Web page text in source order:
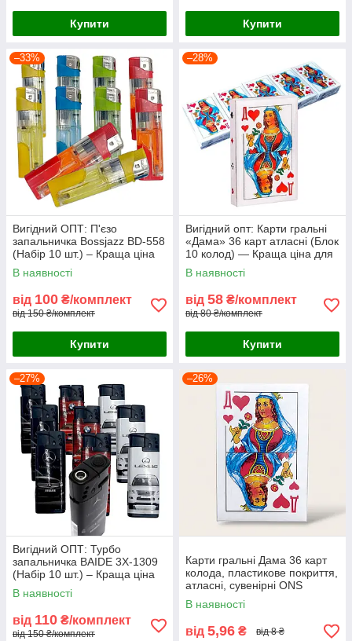
Купити Купити
–33%
Вигідний ОПТ: П'єзо
запальничка Bossjazz BD-558
(Набір 10 шт.) – Краща ціна
для магазинів та господарств
В наявності
від 100 ₴/комплект
від 150 ₴/комплект
Купити
–28%
Вигідний опт: Карти гральні
«Дама» 36 карт атласні (Блок
10 колод) — Краща ціна для
магазинів та кіосків
В наявності
від 58 ₴/комплект
від 80 ₴/комплект
Купити
–27%
Вигідний ОПТ: Турбо
запальничка BAIDE 3X-1309
(Набір 10 шт.) – Краща ціна
для магазинів та СТО
В наявності
від 110 ₴/комплект
від 150 ₴/комплект
–26%
Карти гральні Дама 36 карт
колода, пластикове покриття,
атласні, сувенірні ONS
В наявності
від 5,96 ₴ від 8 ₴